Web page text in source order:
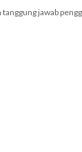
jawab